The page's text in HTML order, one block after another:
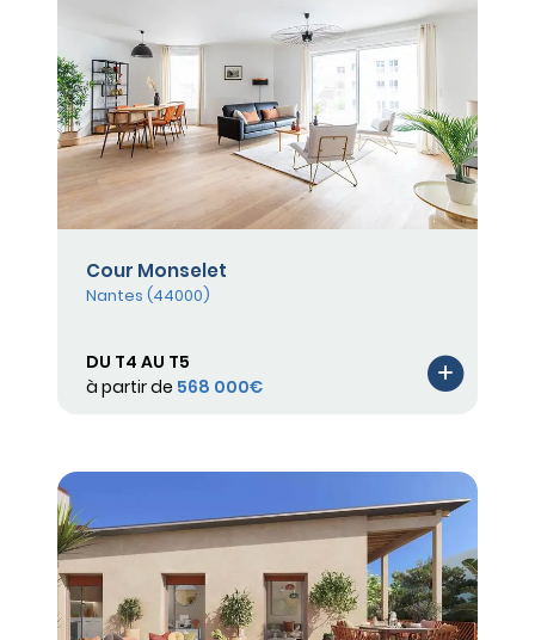
Cour Monselet
Nantes (44000)
DU T4 AU T5
à partir de 568 000€